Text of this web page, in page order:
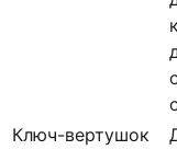
Ключ-вертушок